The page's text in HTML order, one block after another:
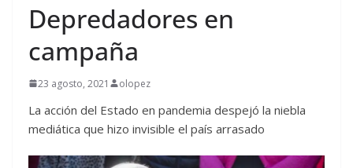
Depredadores en
campaña
23 agosto, 2021 olopez
La acción del Estado en pandemia despejó la niebla
mediática que hizo invisible el país arrasado